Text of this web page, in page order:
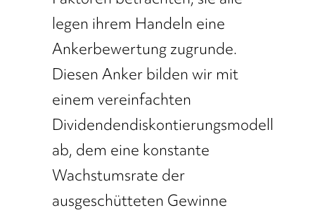
legen ihrem Handeln eine
Ankerbewertung zugrunde.
Diesen Anker bilden wir mit
einem vereinfachten
Dividendendiskontierungsmodell
ab, dem eine konstante
Wachstumsrate der
ausgeschütteten Gewinne